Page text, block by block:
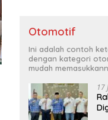
Otomotif
Ini adalah contoh
dengan kategori
mudah
17